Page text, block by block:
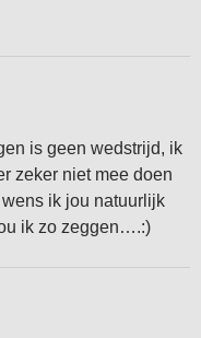
is geen wedstrijd, ik
zeker niet mee doen
ik jou natuurlijk
ik zo zeggen….:)